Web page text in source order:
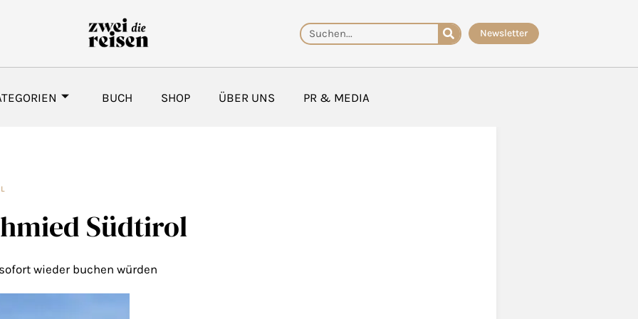
Suche Newsletter
BUCH SHOP ÜBER UNS PR & MEDIA
Südtirol
wieder buchen würden